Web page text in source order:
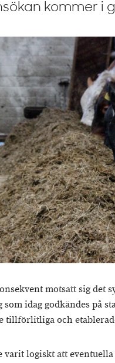
kommer i
motsatt sig det
idag godkändes på
tillförlitliga och
varit logiskt att